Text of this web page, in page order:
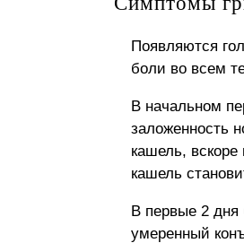
Появляются
боли во всем
В начальном
заложенность
кашель,
кашель
В первые 2 дня
умеренный